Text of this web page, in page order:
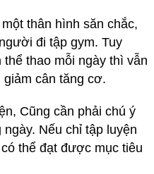
thân hình săn chắc,
đi tập gym. Tuy
thao mỗi ngày thì vẫn
cân tăng cơ.
Cũng cần phải chú ý
Nếu chỉ tập luyện
thể đạt được mục tiêu